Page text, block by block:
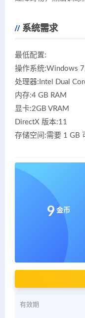
系统需求
最低配置:
操作系统:Windows
处理器:Intel Dual
内存:4 GB RAM
显卡:2GB VRAM
DirectX 版本:11
存储空间:需要 1 GB
9 金币
有效期